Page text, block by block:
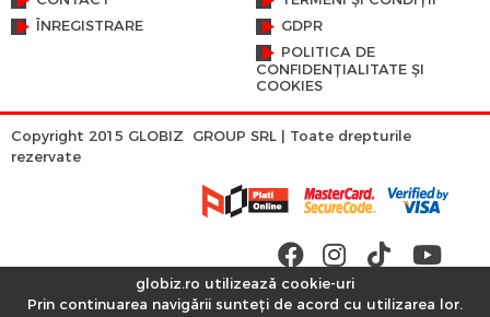
ÎNREGISTRARE
GDPR
POLITICA DE
CONFIDENȚIALITATE ȘI
COOKIES
Copyright 2015 GLOBIZ GROUP SRL | Toate drepturile
rezervate
globiz.ro utilizează cookie-uri
Prin continuarea navigării sunteți de acord cu utilizarea lor.